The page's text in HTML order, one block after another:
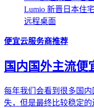
Lumio 新晋日本住
远程桌面
便宜云服务商推荐
国内国外主流便
每年我们会看到很多国
失，但是最终比较稳定